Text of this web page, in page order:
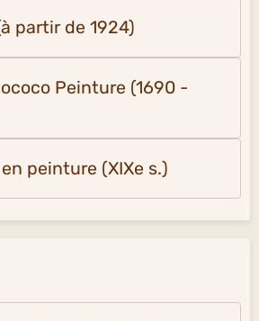
partir de 1924)
Peinture (1690 -
peinture (XIXe s.)